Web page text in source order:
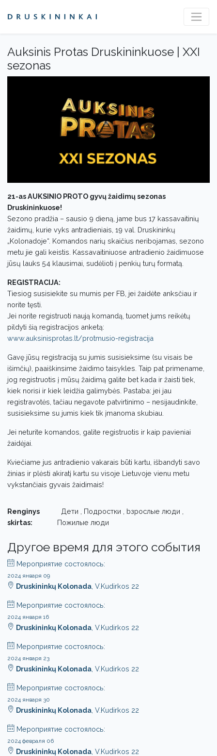
Auksinis Protas Druskininkuose | XXI
sezonas
21-as AUKSINIO PROTO gyvų žaidimų sezonas
Druskininkuose!
Sezono pradžia – sausio 9 dieną, jame bus 17 kassavaitinių
žaidimų, kurie vyks antradieniais, 19 val. Druskininkų
„Kolonadoje“. Komandos narių skaičius neribojamas, sezono
metu jie gali keistis. Kassavaitiniuose antradienio žaidimuose
jūsų lauks 54 klausimai, sudėlioti į penkių turų formatą.
REGISTRACIJA:
Tiesiog susisiekite su mumis per FB, jei žaidėte anksčiau ir
norite tęsti.
Jei norite registruoti naują komandą, tuomet jums reikėtų
pildyti šią registracijos anketą:
www.auksinisprotas.lt/protmusio-registracija
Gavę jūsų registraciją su jumis susisieksime (su visais be
išimčių), paaiškinsime žaidimo taisykles. Taip pat primename,
jog registruotis į mūsų žaidimą galite bet kada ir žaisti tiek,
kiek norisi ir kiek leidžia galimybės. Pastaba: jei jau
registravotės, tačiau negavote patvirtinimo – nesijaudinkite,
susisieksime su jumis kiek tik įmanoma skubiau.
Jei neturite komandos, galite registruotis ir kaip pavieniai
žaidėjai.
Kviečiame jus antradienio vakarais būti kartu, išbandyti savo
žinias ir plėsti akiratį kartu su visoje Lietuvoje vienu metu
vykstančiais gyvais žaidimais!
Renginys
skirtas:
Дети , Подростки , bзрослые люди ,
Пожилые люди
Другое время для этого события
Мероприятие состоялось:
2024 января 09
Druskininkų Kolonada , V.Kudirkos 22
Мероприятие состоялось:
2024 января 16
Druskininkų Kolonada , V.Kudirkos 22
Мероприятие состоялось:
2024 января 23
Druskininkų Kolonada , V.Kudirkos 22
Мероприятие состоялось:
2024 января 30
Druskininkų Kolonada , V.Kudirkos 22
Мероприятие состоялось:
2024 февраля 06
Druskininkų Kolonada , V.Kudirkos 22